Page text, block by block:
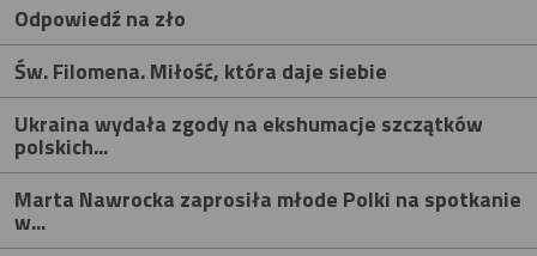
Odpowiedź na zło
Św. Filomena. Miłość, która daje siebie
Ukraina wydała zgody na ekshumacje szczątków
polskich...
Marta Nawrocka zaprosiła młode Polki na spotkanie
w...